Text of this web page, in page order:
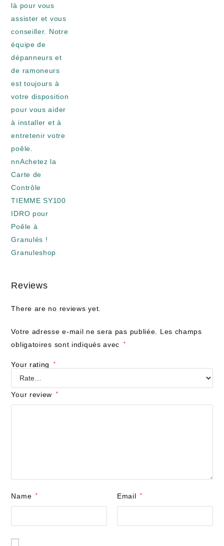
Reviews
There are no reviews yet.
Votre adresse e-mail ne sera pas publiée. Les champs
obligatoires sont indiqués avec
*
Your rating *
Your review *
Name * Email *